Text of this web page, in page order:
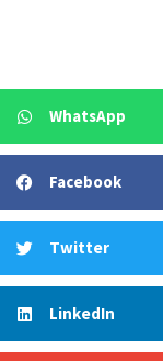
WhatsApp
Facebook
Twitter
LinkedIn